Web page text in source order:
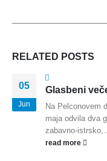
RELATED POSTS
05
Jun
Glasbeni
Na Pelconovem
maja odvila dva
zabavno-
read more